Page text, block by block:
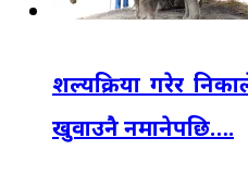
शल्यक्रिया गरेर
खुवाउनै नमानेपछि….